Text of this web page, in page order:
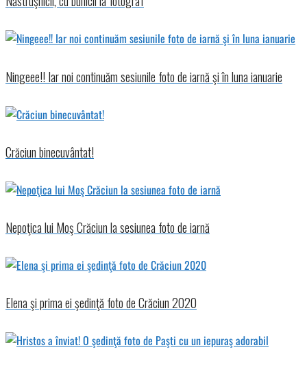
Ningeee!! Iar noi continuăm sesiunile foto de iarnă şi în luna ianuarie
Crăciun binecuvântat!
Nepoţica lui Moş Crăciun la sesiunea foto de iarnă
Elena şi prima ei şedinţă foto de Crăciun 2020